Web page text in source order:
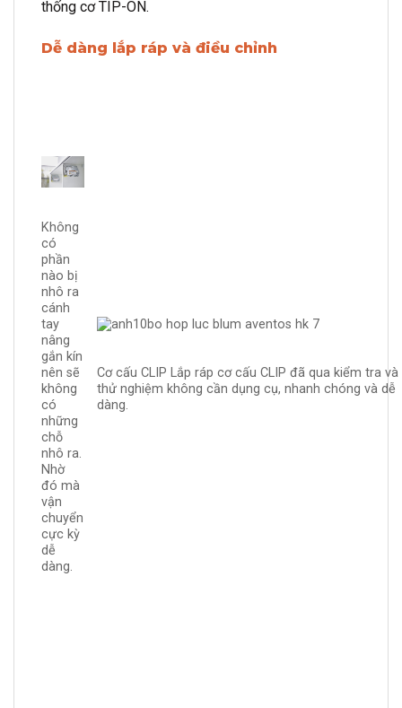
thống cơ TIP-ON.
Dễ dàng lắp ráp và điều chỉnh
Không
có
phần
nào bị
nhô ra
cánh
tay
nâng
gắn kín
nên sẽ
không
có
những
chỗ
nhô ra.
Nhờ
đó mà
vận
chuyển
cực kỳ
dễ
dàng.
Cơ cấu CLIP Lắp ráp cơ cấu CLIP đã qua kiểm tra và
thử nghiệm không cần dụng cụ, nhanh chóng và dễ
dàng.